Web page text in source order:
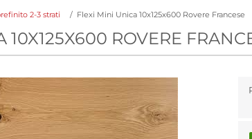
2-3 strati / Flexi Mini Unica 10x125x600 Rovere Francese
10X125X600 ROVERE